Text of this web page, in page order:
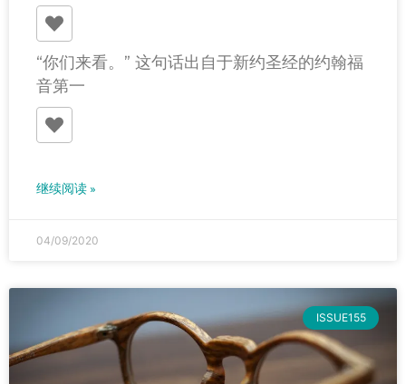
“你们来看。” 这句话出自于新约圣经的约翰福
音第一
继续阅读 »
04/09/2020
ISSUE155